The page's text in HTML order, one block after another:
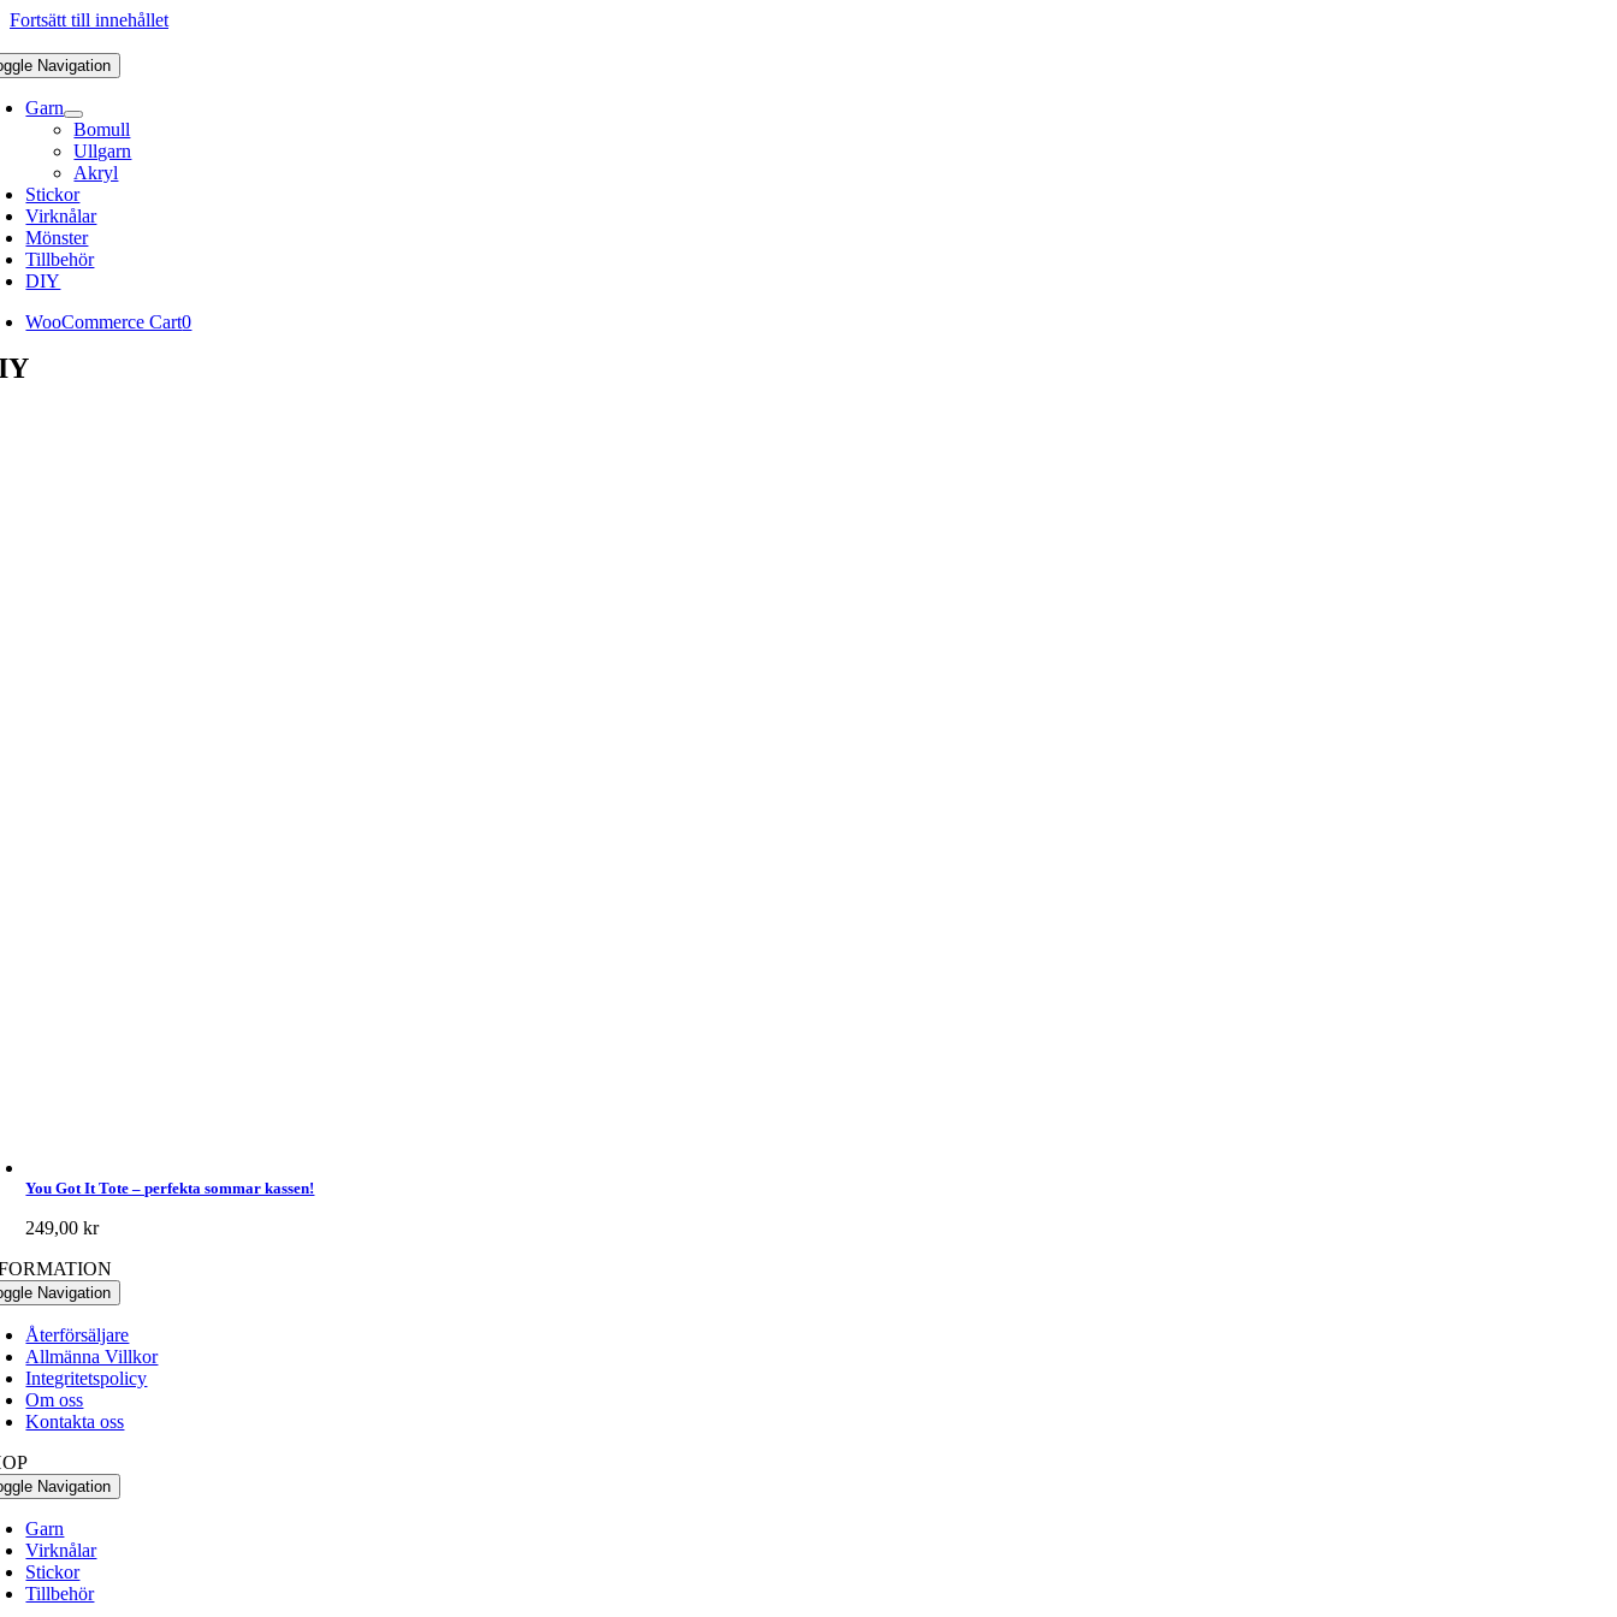
Fortsätt till innehållet
Navigation
Garn
Bomull
Ullgarn
Akryl
Stickor
Virknålar
Mönster
Tillbehör
DIY
WooCommerce Cart0
You Got It Tote – perfekta sommar kassen!
249,00kr
Navigation
Återförsäljare
Allmänna Villkor
Integritetspolicy
Om oss
Kontakta oss
Navigation
Garn
Virknålar
Stickor
Tillbehör